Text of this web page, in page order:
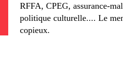
RFFA, CPEG, assurance-
politique culturelle.... Le
copieux.